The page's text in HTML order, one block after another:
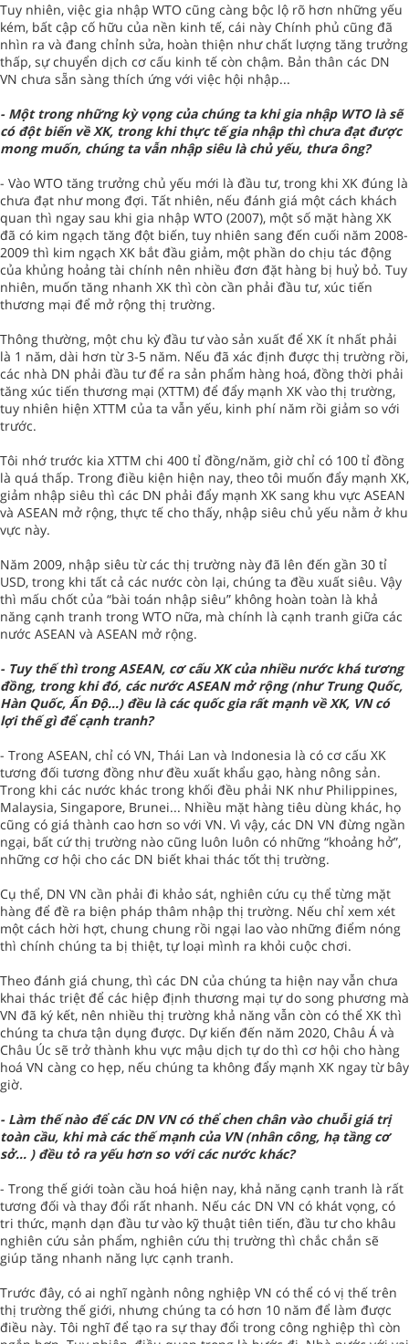
Tuy nhiên, việc gia nhập WTO cũng càng bộc lộ rõ hơn những yếu
kém, bất cập cố hữu của nền kinh tế, cái này Chính phủ cũng đã
nhìn ra và đang chỉnh sửa, hoàn thiện như chất lượng tăng trưởng
thấp, sự chuyển dịch cơ cấu kinh tế còn chậm. Bản thân các DN
VN chưa sẵn sàng thích ứng với việc hội nhập...
- Một trong những kỳ vọng của chúng ta khi gia nhập WTO là sẽ
có đột biến về XK, trong khi thực tế gia nhập thì chưa đạt được
mong muốn, chúng ta vẫn nhập siêu là chủ yếu, thưa ông?
- Vào WTO tăng trưởng chủ yếu mới là đầu tư, trong khi XK đúng là
chưa đạt như mong đợi. Tất nhiên, nếu đánh giá một cách khách
quan thì ngay sau khi gia nhập WTO (2007), một số mặt hàng XK
đã có kim ngạch tăng đột biến, tuy nhiên sang đến cuối năm 2008-
2009 thì kim ngạch XK bắt đầu giảm, một phần do chịu tác động
của khủng hoảng tài chính nên nhiều đơn đặt hàng bị huỷ bỏ. Tuy
nhiên, muốn tăng nhanh XK thì còn cần phải đầu tư, xúc tiến
thương mại để mở rộng thị trường.
Thông thường, một chu kỳ đầu tư vào sản xuất để XK ít nhất phải
là 1 năm, dài hơn từ 3-5 năm. Nếu đã xác định được thị trường rồi,
các nhà DN phải đầu tư để ra sản phẩm hàng hoá, đồng thời phải
tăng xúc tiến thương mại (XTTM) để đẩy mạnh XK vào thị trường,
tuy nhiên hiện XTTM của ta vẫn yếu, kinh phí năm rồi giảm so với
trước.
Tôi nhớ trước kia XTTM chi 400 tỉ đồng/năm, giờ chỉ có 100 tỉ đồng
là quá thấp. Trong điều kiện hiện nay, theo tôi muốn đẩy mạnh XK,
giảm nhập siêu thì các DN phải đẩy mạnh XK sang khu vực ASEAN
và ASEAN mở rộng, thực tế cho thấy, nhập siêu chủ yếu nằm ở khu
vực này.
Năm 2009, nhập siêu từ các thị trường này đã lên đến gần 30 tỉ
USD, trong khi tất cả các nước còn lại, chúng ta đều xuất siêu. Vậy
thì mấu chốt của “bài toán nhập siêu” không hoàn toàn là khả
năng cạnh tranh trong WTO nữa, mà chính là cạnh tranh giữa các
nước ASEAN và ASEAN mở rộng.
- Tuy thế thì trong ASEAN, cơ cấu XK của nhiều nước khá tương
đồng, trong khi đó, các nước ASEAN mở rộng (như Trung Quốc,
Hàn Quốc, Ấn Độ...) đều là các quốc gia rất mạnh về XK, VN có
lợi thế gì để cạnh tranh?
- Trong ASEAN, chỉ có VN, Thái Lan và Indonesia là có cơ cấu XK
tương đối tương đồng như đều xuất khẩu gạo, hàng nông sản.
Trong khi các nước khác trong khối đều phải NK như Philippines,
Malaysia, Singapore, Brunei... Nhiều mặt hàng tiêu dùng khác, họ
cũng có giá thành cao hơn so với VN. Vì vậy, các DN VN đừng ngần
ngại, bất cứ thị trường nào cũng luôn luôn có những “khoảng hở”,
những cơ hội cho các DN biết khai thác tốt thị trường.
Cụ thể, DN VN cần phải đi khảo sát, nghiên cứu cụ thể từng mặt
hàng để đề ra biện pháp thâm nhập thị trường. Nếu chỉ xem xét
một cách hời hợt, chung chung rồi ngại lao vào những điểm nóng
thì chính chúng ta bị thiệt, tự loại mình ra khỏi cuộc chơi.
Theo đánh giá chung, thì các DN của chúng ta hiện nay vẫn chưa
khai thác triệt để các hiệp định thương mại tự do song phương mà
VN đã ký kết, nên nhiều thị trường khả năng vẫn còn có thể XK thì
chúng ta chưa tận dụng được. Dự kiến đến năm 2020, Châu Á và
Châu Úc sẽ trở thành khu vực mậu dịch tự do thì cơ hội cho hàng
hoá VN càng co hẹp, nếu chúng ta không đẩy mạnh XK ngay từ bây
giờ.
- Làm thế nào để các DN VN có thể chen chân vào chuỗi giá trị
toàn cầu, khi mà các thế mạnh của VN (nhân công, hạ tầng cơ
sở... ) đều tỏ ra yếu hơn so với các nước khác?
- Trong thế giới toàn cầu hoá hiện nay, khả năng cạnh tranh là rất
tương đối và thay đổi rất nhanh. Nếu các DN VN có khát vọng, có
tri thức, mạnh dạn đầu tư vào kỹ thuật tiên tiến, đầu tư cho khâu
nghiên cứu sản phẩm, nghiên cứu thị trường thì chắc chắn sẽ
giúp tăng nhanh năng lực cạnh tranh.
Trước đây, có ai nghĩ ngành nông nghiệp VN có thể có vị thế trên
thị trường thế giới, nhưng chúng ta có hơn 10 năm để làm được
điều này. Tôi nghĩ để tạo ra sự thay đổi trong công nghiệp thì còn